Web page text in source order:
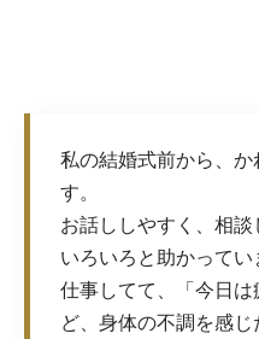
私の結婚式前から、
す。
お話ししやすく、相談
いろいろと助かってい
仕事してて、「今日
ど、身体の不調を感じ